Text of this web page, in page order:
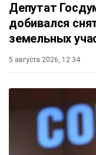
Депутат
добивался
земельных
5 августа 2026, 12:34